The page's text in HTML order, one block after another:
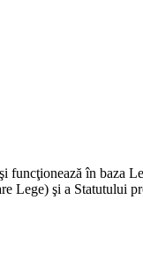
funcţionează în baza
Lege) şi a Statutului